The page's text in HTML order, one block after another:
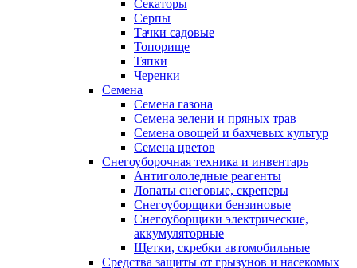
Секаторы
Серпы
Тачки садовые
Топорище
Тяпки
Черенки
Семена
Семена газона
Семена зелени и пряных трав
Семена овощей и бахчевых культур
Семена цветов
Снегоуборочная техника и инвентарь
Антигололедные реагенты
Лопаты снеговые, скреперы
Снегоуборщики бензиновые
Снегоуборщики электрические,
аккумуляторные
Щетки, скребки автомобильные
Средства защиты от грызунов и насекомых